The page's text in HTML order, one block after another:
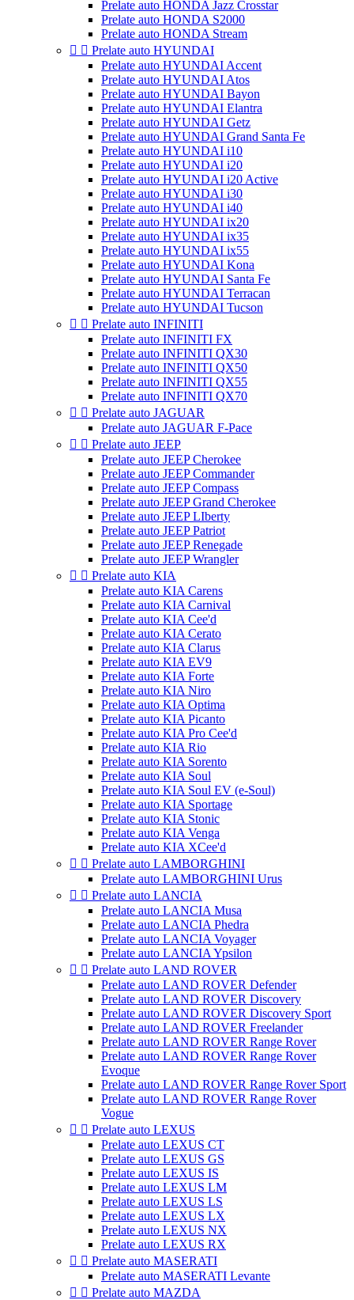
Prelate auto HONDA Jazz Crosstar
Prelate auto HONDA S2000
Prelate auto HONDA Stream
  Prelate auto HYUNDAI
Prelate auto HYUNDAI Accent
Prelate auto HYUNDAI Atos
Prelate auto HYUNDAI Bayon
Prelate auto HYUNDAI Elantra
Prelate auto HYUNDAI Getz
Prelate auto HYUNDAI Grand Santa Fe
Prelate auto HYUNDAI i10
Prelate auto HYUNDAI i20
Prelate auto HYUNDAI i20 Active
Prelate auto HYUNDAI i30
Prelate auto HYUNDAI i40
Prelate auto HYUNDAI ix20
Prelate auto HYUNDAI ix35
Prelate auto HYUNDAI ix55
Prelate auto HYUNDAI Kona
Prelate auto HYUNDAI Santa Fe
Prelate auto HYUNDAI Terracan
Prelate auto HYUNDAI Tucson
  Prelate auto INFINITI
Prelate auto INFINITI FX
Prelate auto INFINITI QX30
Prelate auto INFINITI QX50
Prelate auto INFINITI QX55
Prelate auto INFINITI QX70
  Prelate auto JAGUAR
Prelate auto JAGUAR F-Pace
  Prelate auto JEEP
Prelate auto JEEP Cherokee
Prelate auto JEEP Commander
Prelate auto JEEP Compass
Prelate auto JEEP Grand Cherokee
Prelate auto JEEP LIberty
Prelate auto JEEP Patriot
Prelate auto JEEP Renegade
Prelate auto JEEP Wrangler
  Prelate auto KIA
Prelate auto KIA Carens
Prelate auto KIA Carnival
Prelate auto KIA Cee'd
Prelate auto KIA Cerato
Prelate auto KIA Clarus
Prelate auto KIA EV9
Prelate auto KIA Forte
Prelate auto KIA Niro
Prelate auto KIA Optima
Prelate auto KIA Picanto
Prelate auto KIA Pro Cee'd
Prelate auto KIA Rio
Prelate auto KIA Sorento
Prelate auto KIA Soul
Prelate auto KIA Soul EV (e-Soul)
Prelate auto KIA Sportage
Prelate auto KIA Stonic
Prelate auto KIA Venga
Prelate auto KIA XCee'd
  Prelate auto LAMBORGHINI
Prelate auto LAMBORGHINI Urus
  Prelate auto LANCIA
Prelate auto LANCIA Musa
Prelate auto LANCIA Phedra
Prelate auto LANCIA Voyager
Prelate auto LANCIA Ypsilon
  Prelate auto LAND ROVER
Prelate auto LAND ROVER Defender
Prelate auto LAND ROVER Discovery
Prelate auto LAND ROVER Discovery Sport
Prelate auto LAND ROVER Freelander
Prelate auto LAND ROVER Range Rover
Prelate auto LAND ROVER Range Rover
Evoque
Prelate auto LAND ROVER Range Rover Sport
Prelate auto LAND ROVER Range Rover
Vogue
  Prelate auto LEXUS
Prelate auto LEXUS CT
Prelate auto LEXUS GS
Prelate auto LEXUS IS
Prelate auto LEXUS LM
Prelate auto LEXUS LS
Prelate auto LEXUS LX
Prelate auto LEXUS NX
Prelate auto LEXUS RX
  Prelate auto MASERATI
Prelate auto MASERATI Levante
  Prelate auto MAZDA